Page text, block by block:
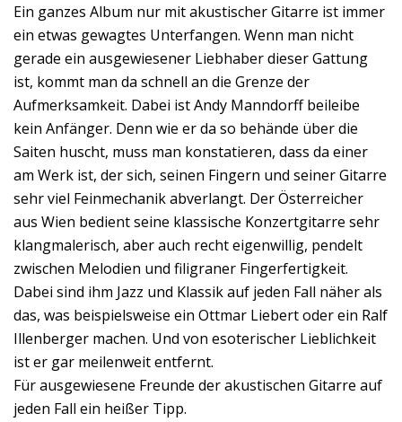
Ein ganzes Album nur mit akustischer Gitarre ist immer
ein etwas gewagtes Unterfangen. Wenn man nicht
gerade ein ausgewiesener Liebhaber dieser Gattung
ist, kommt man da schnell an die Grenze der
Aufmerksamkeit. Dabei ist Andy Manndorff beileibe
kein Anfänger. Denn wie er da so behände über die
Saiten huscht, muss man konstatieren, dass da einer
am Werk ist, der sich, seinen Fingern und seiner Gitarre
sehr viel Feinmechanik abverlangt. Der Österreicher
aus Wien bedient seine klassische Konzertgitarre sehr
klangmalerisch, aber auch recht eigenwillig, pendelt
zwischen Melodien und filigraner Fingerfertigkeit.
Dabei sind ihm Jazz und Klassik auf jeden Fall näher als
das, was beispielsweise ein Ottmar Liebert oder ein Ralf
Illenberger machen. Und von esoterischer Lieblichkeit
ist er gar meilenweit entfernt.
Für ausgewiesene Freunde der akustischen Gitarre auf
jeden Fall ein heißer Tipp.